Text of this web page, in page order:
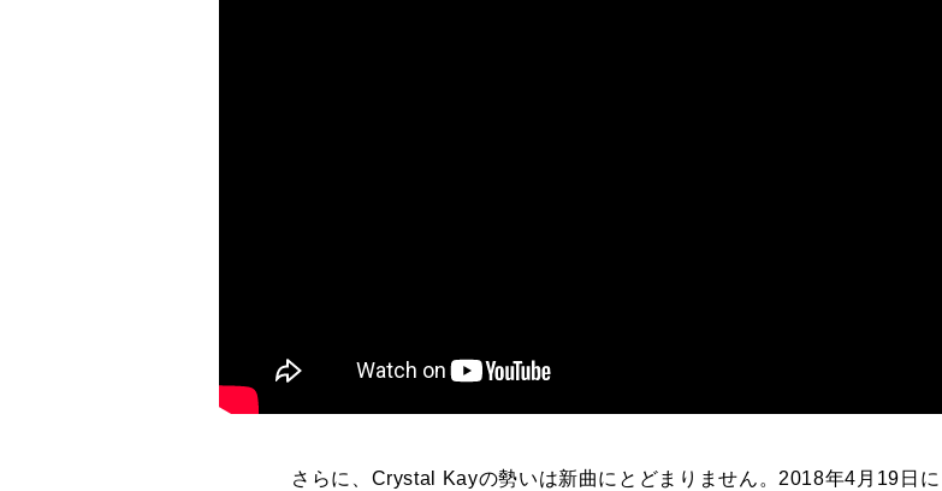
さらに Crystal Kayの勢いは新曲に とどまりません。 2018年4 月 19 日 に